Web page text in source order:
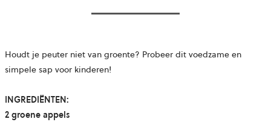
Houdt je peuter niet van groente? Probeer dit voedzame en
simpele sap voor kinderen!
INGREDIËNTEN:
2 groene appels